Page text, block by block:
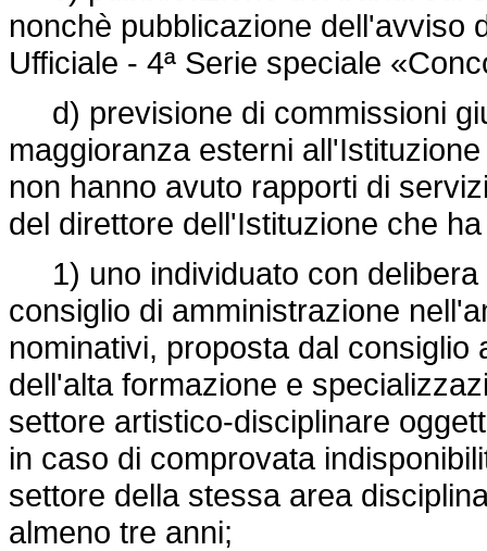
nonchè pubblicazione dell'avviso
Ufficiale - 4ª Serie speciale
d) previsione di commissioni
maggioranza esterni
non hanno avuto rapporti di
del direttore dell'Istituzione che
1) uno individuato con delibera
consiglio di amministrazione
nominativi, proposta dal
dell'alta formazione e
settore artistico-disciplinare
in caso di comprovata
settore della stessa area
almeno tre anni;